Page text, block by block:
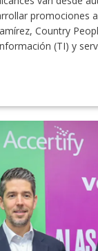
promociones
Country
(TI) y